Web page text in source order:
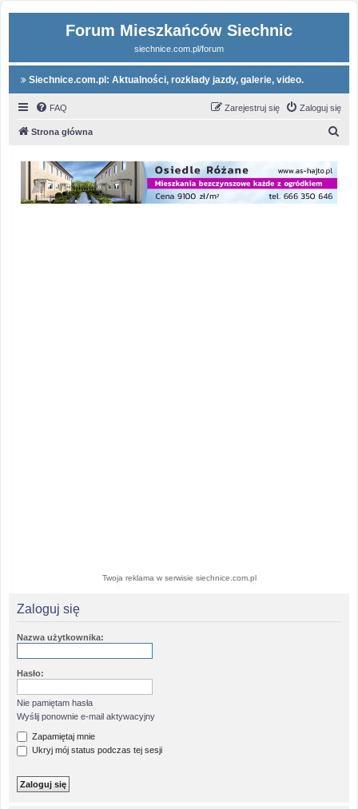
Forum Mieszkańców Siechnic
siechnice.com.pl/forum
Siechnice.com.pl: Aktualności, rozkłady jazdy, galerie, video.
FAQ Zaloguj się
Zarejestruj się
Strona główna
Twoja reklama w serwisie siechnice.com.pl
Zaloguj się
Nazwa użytkownika:
Hasło:
Nie pamiętam hasła
Wyślij ponownie e-mail aktywacyjny
Zapamiętaj mnie
Ukryj mój status podczas tej sesji